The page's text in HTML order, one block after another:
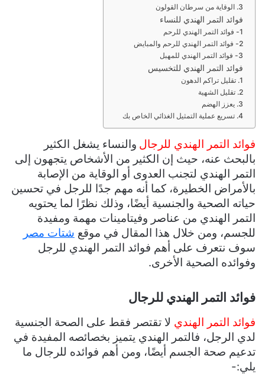
3. الوقاية من سرطان القولون
فوائد التمر الهندي للنساء
1- فوائد التمر الهندي للرحم
2- فوائد التمر الهندي للرحم والمبايض
3- فوائد التمر الهندي للمهبل
فوائد التمر الهندي للتخسيس
1. تقليل تراكم الدهون
2. تقليل الشهية
3. يعزز الهضم
4. تسريع عملية التمثيل الغذائي الخاص بك
فوائد التمر الهندي للرجال والنساء يشغل الكثير
بالبحث عنه، حيث إن الكثير من الأشخاص يتجهون إلى
التمر الهندي لتجنب العدوى أو الوقاية من الإصابة
بالأمراض الخطيرة، كما أنه مهم جدًا للرجل في تحسين
حياته الصحية والجنسية أيضًا، وذلك نظرًا لما يحتويه
التمر الهندي من عناصر وفيتامينات مهمة ومفيدة
للجسم، ومن خلال هذا المقال في موقع شتات مصر
سوف نتعرف على أهم فوائد التمر الهندي للرجل
وفوائده الصحية الأخرى.
فوائد التمر الهندي للرجال
فوائد التمر الهندي لا تقتصر فقط على الصحة الجنسية
لدي الرجل، فالتمر الهندي يتميز بخصائصه المفيدة في
تدعيم صحة الجسم أيضًا، ومن أهم فوائده للرجال ما
يلي:-